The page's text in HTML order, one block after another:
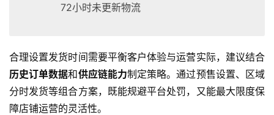
72小时未更新物流
合理设置发货时间需要平衡客户体验与运营实际，建议结合
历史订单数据和供应链能力制定策略。通过预售设置、区域
分时发货等组合方案，既能规避平台处罚，又能最大限度保
障店铺运营的灵活性。